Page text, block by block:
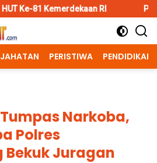
RI Penggantian Kapolri
PERISTIWA PENDIDIKAN
Tumpas Narkoba,
Polres
Juragan